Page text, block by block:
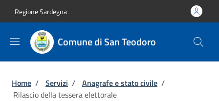
Regione Sardegna
Comune di San Teodoro
Briciole di pane
Home / Servizi / Anagrafe e stato civile /
Rilascio della tessera elettorale